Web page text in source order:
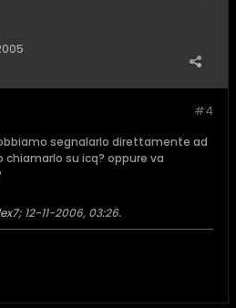
#4
segnalarlo direttamente ad
su icq? oppure va
; 12-11-2006, 03:26.